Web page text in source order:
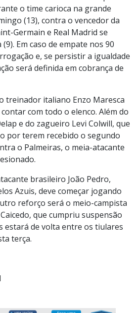
campanha no Mundial entre
– Botafogo, Flamengo e
caminho. Uma vitória simples
o time carioca na grande
(13), contra o vencedor da
Germain e Real Madrid se
Em caso de empate nos 90
e, se persistir a igualdade
será definida em cobrança de
treinador italiano Enzo Maresca
com todo o elenco. Além do
e do zagueiro Levi Colwill, que
por terem recebido o segundo
o Palmeiras, o meia-atacante
brasileiro João Pedro,
Azuis, deve começar jogando
reforço será o meio-campista
terça.